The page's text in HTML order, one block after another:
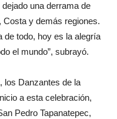
una derrama de
Costa y demás regiones.
de todo, hoy es la alegría
el mundo”, subrayó.
los Danzantes de la
a esta celebración,
Pedro Tapanatepec,